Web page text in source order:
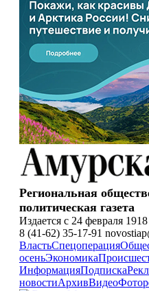
Региональная
политическая газета
Издается с 24 февраля 1918
8 (41-62) 35-17-91
ВластьСпецоперация
осеньЭкономика
ИнформацияПодписка
новостиАрхивВидео